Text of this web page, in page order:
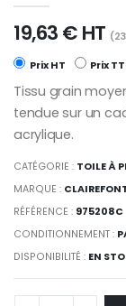
19,63 € HT
Prix HT Prix
Tissu grain
tendue sur un
acrylique.
CATÉGORIE : TOILE À
MARQUE :
RÉFÉRENCE : 975208C
CONDITIONNEMENT :
DISPONIBILITÉ : EN